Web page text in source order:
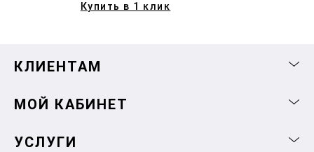
Купить в 1 клик
КЛИЕНТАМ
МОЙ КАБИНЕТ
УСЛУГИ